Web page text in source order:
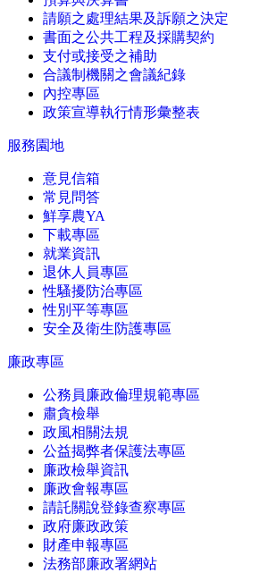
請願之處理結果及訴願之決定
書面之公共工程及採購契約
支付或接受之補助
合議制機關之會議紀錄
內控專區
政策宣導執行情形彙整表
服務園地
意見信箱
常見問答
鮮享農YA
下載專區
就業資訊
退休人員專區
性騷擾防治專區
性別平等專區
安全及衛生防護專區
廉政專區
公務員廉政倫理規範專區
肅貪檢舉
政風相關法規
公益揭弊者保護法專區
廉政檢舉資訊
廉政會報專區
請託關說登錄查察專區
政府廉政政策
財產申報專區
法務部廉政署網站